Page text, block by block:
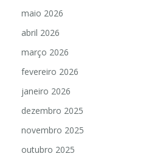
maio 2026
abril 2026
março 2026
fevereiro 2026
janeiro 2026
dezembro 2025
novembro 2025
outubro 2025